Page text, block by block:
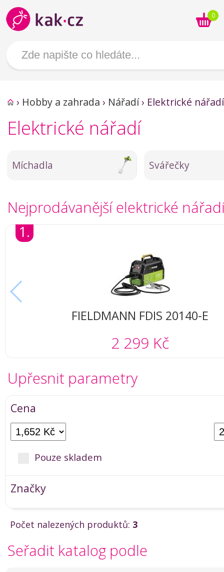
0
› Hobby a zahrada › Nářadí› Elektrické nářadí
Elektrické nářadí
Míchadla Svářečky
Nejprodávanější elektrické
1.
FIELDMANN FDIS 20140-E
2 299 Kč
Upřesnit parametry
Cena
Pouze skladem
Značky
Počet nalezených produktů: 3
Seřadit katalog podle